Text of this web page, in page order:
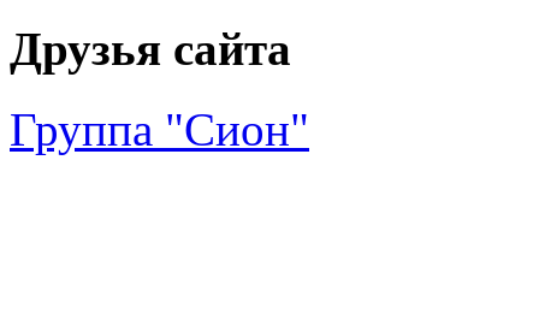
Друзья сайта
Группа "Сион"